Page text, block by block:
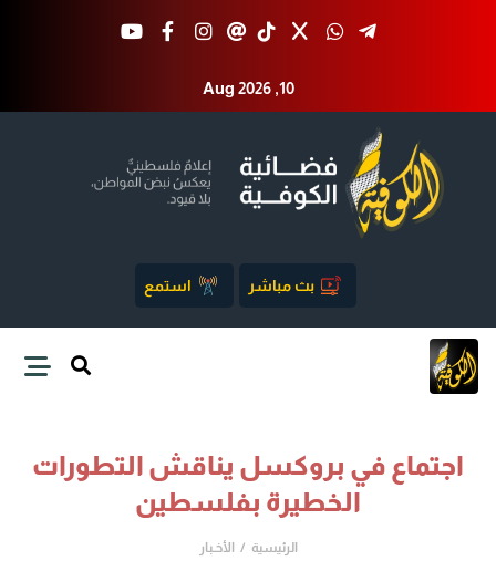
Aug 2026 ,10
بث مباشر استمع
اجتماع في بروكسل يناقش التطورات
الخطيرة بفلسطين
الرئيسية الأخـبار